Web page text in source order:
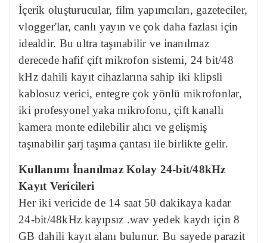
İçerik oluşturucular, film yapımcıları, gazeteciler,
vlogger'lar, canlı yayın ve çok daha fazlası için
idealdir. Bu ultra taşınabilir ve inanılmaz
derecede hafif çift mikrofon sistemi, 24 bit/48
kHz dahili kayıt cihazlarına sahip iki klipsli
kablosuz verici, entegre çok yönlü mikrofonlar,
iki profesyonel yaka mikrofonu, çift kanallı
kamera monte edilebilir alıcı ve gelişmiş
taşınabilir şarj taşıma çantası ile birlikte gelir.
Kullanımı İnanılmaz Kolay 24-bit/48kHz
Kayıt Vericileri
Her iki vericide de 14 saat 50 dakikaya kadar
24-bit/48kHz kayıpsız .wav yedek kaydı için 8
GB dahili kayıt alanı bulunur. Bu sayede parazit